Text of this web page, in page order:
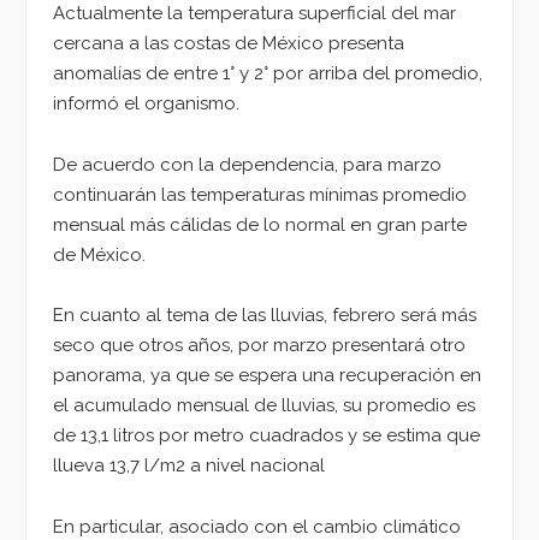
Actualmente la temperatura superficial del mar
cercana a las costas de México presenta
anomalías de entre 1° y 2° por arriba del promedio,
informó el organismo.
De acuerdo con la dependencia, para marzo
continuarán las temperaturas mínimas promedio
mensual más cálidas de lo normal en gran parte
de México.
En cuanto al tema de las lluvias, febrero será más
seco que otros años, por marzo presentará otro
panorama, ya que se espera una recuperación en
el acumulado mensual de lluvias, su promedio es
de 13,1 litros por metro cuadrados y se estima que
llueva 13,7 l/m2 a nivel nacional
En particular, asociado con el cambio climático